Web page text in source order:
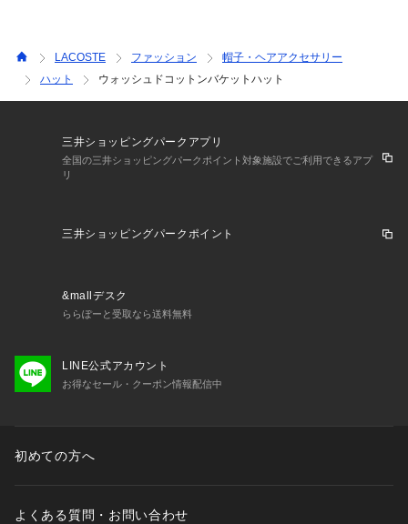
LACOSTE ファッション
帽子・ヘアアクセサリー
ハット
ウォッシュドコットンバケットハット
三井ショッピングパークアプリ
全国の三井ショッピングパークポイント対象施設でご利用できるアプ
リ
三井ショッピングパークポイント
&mallデスク
ららぽーと受取なら送料無料
LINE公式アカウント
お得なセール・クーポン情報配信中
初めての方へ
よくある質問・お問い合わせ